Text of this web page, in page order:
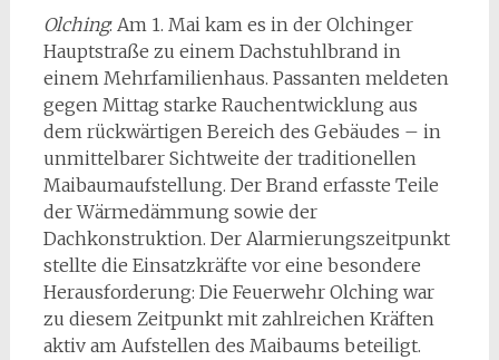
Olching: Am 1. Mai kam es in der Olchinger
Hauptstraße zu einem Dachstuhlbrand in
einem Mehrfamilienhaus. Passanten meldeten
gegen Mittag starke Rauchentwicklung aus
dem rückwärtigen Bereich des Gebäudes – in
unmittelbarer Sichtweite der traditionellen
Maibaumaufstellung. Der Brand erfasste Teile
der Wärmedämmung sowie der
Dachkonstruktion. Der Alarmierungszeitpunkt
stellte die Einsatzkräfte vor eine besondere
Herausforderung: Die Feuerwehr Olching war
zu diesem Zeitpunkt mit zahlreichen Kräften
aktiv am Aufstellen des Maibaums beteiligt.